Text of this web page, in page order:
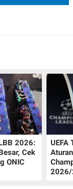
2026:
Cek
ONIC
UEFA
2026/